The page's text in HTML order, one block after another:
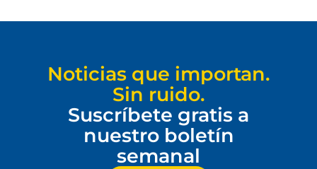
Noticias que importan.
Sin ruido.
Suscríbete gratis a
nuestro boletín
semanal